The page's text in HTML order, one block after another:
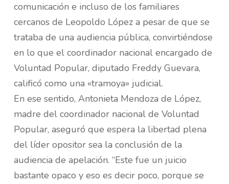
comunicación e incluso de los familiares
cercanos de Leopoldo López a pesar de que se
trataba de una audiencia pública, convirtiéndose
en lo que el coordinador nacional encargado de
Voluntad Popular, diputado Freddy Guevara,
calificó como una «tramoya» judicial.
En ese sentido, Antonieta Mendoza de López,
madre del coordinador nacional de Voluntad
Popular, aseguró que espera la libertad plena
del líder opositor sea la conclusión de la
audiencia de apelación. “Este fue un juicio
bastante opaco y eso es decir poco, porque se